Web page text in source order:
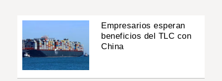
Empresarios esperan
beneficios del TLC con
China